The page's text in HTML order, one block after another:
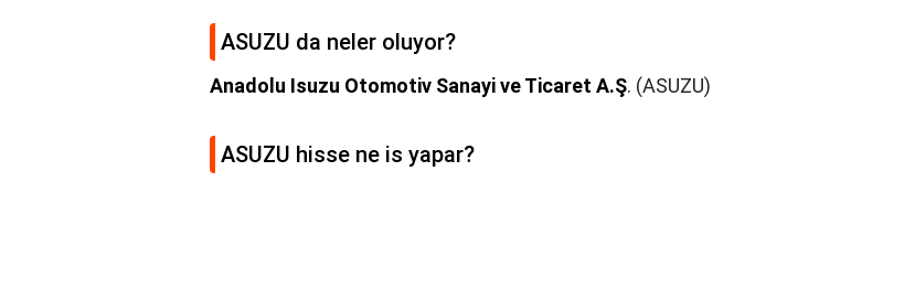
ASUZU da neler oluyor?
Anadolu Isuzu Otomotiv Sanayi ve Ticaret A.Ş. (ASUZU)
ASUZU hisse ne is yapar?